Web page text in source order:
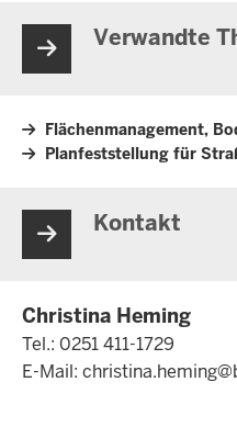
Verwandte
Flächenmanagement,
Planfeststellung für
Kontakt
Christina Heming
Tel.: 0251 411-1729
E-Mail: